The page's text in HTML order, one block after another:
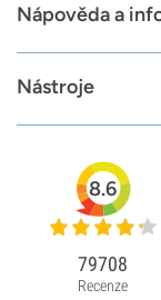
Nápověda a
Nástroje
8.6
79708
Recenze